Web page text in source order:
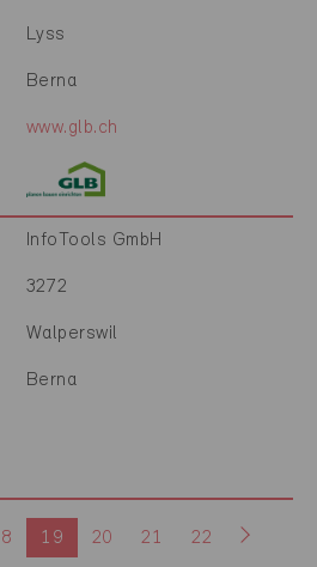
Lyss
Berna
www.glb.ch
InfoTools GmbH
3272
Walperswil
Berna
19 20 21 22